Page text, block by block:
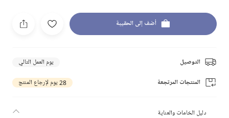
أضف إلى الحقيبة
التوصيل يوم العمل التالي
المنتجات المرتجعة 28 يوم لإرجاع المنتج
دليل الخامات والعناية